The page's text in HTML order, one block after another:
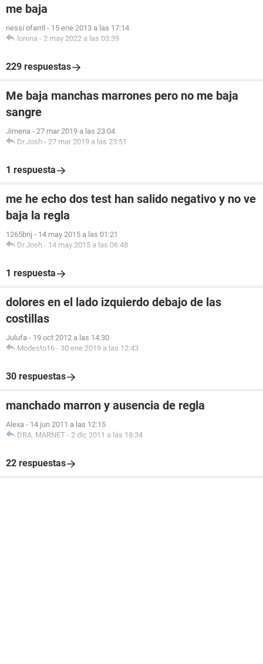
me baja
nessi ofarril - 15 ene 2013 a las 17:14
lorena - 2 may 2022 a las 03:39
229 respuestas
Me baja manchas marrones pero no me baja
sangre
Jimena - 27 mar 2019 a las 23:04
Dr.Josh - 27 mar 2019 a las 23:51
1 respuesta
me he echo dos test han salido negativo y no ve
baja la regla
1265bnj - 14 may 2015 a las 01:21
Dr.Josh - 14 may 2015 a las 06:48
1 respuesta
dolores en el lado izquierdo debajo de las
costillas
Julufa - 19 oct 2012 a las 14:30
Modesto16 - 30 ene 2019 a las 12:43
30 respuestas
manchado marron y ausencia de regla
Alexa - 14 jun 2011 a las 12:15
DRA. MARNET - 2 dic 2011 a las 18:34
22 respuestas